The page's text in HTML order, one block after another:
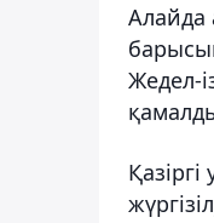
Алайда
Жедел-